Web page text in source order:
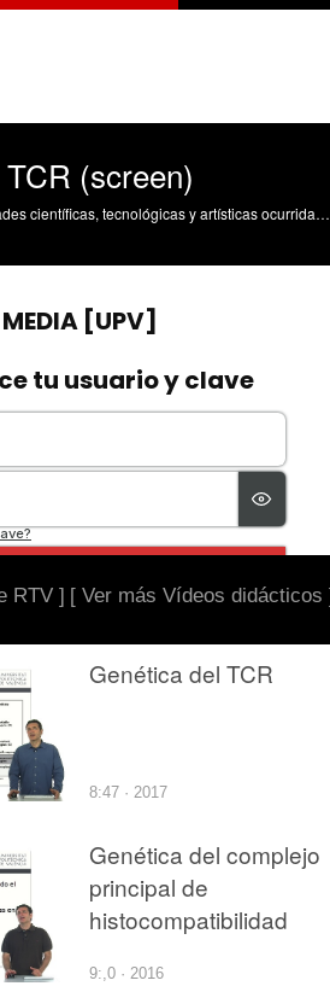
(screen)
Divulgación de las actividades científicas, tecnológicas y artísticas ocurridas en los tres campus de la UPV
RTV ] [ Ver más Vídeos didácticos
Genética del TCR
8:47 · 2017
Genética del complejo
principal de
histocompatibilidad
9:,0 · 2016